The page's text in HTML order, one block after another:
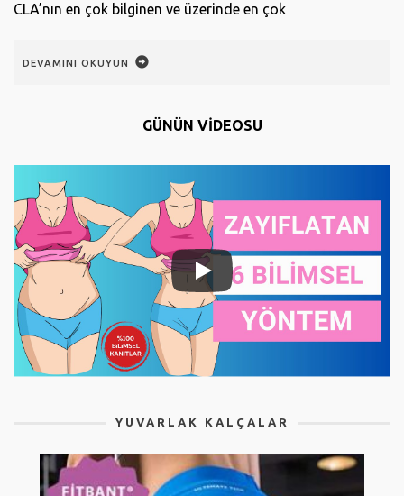
CLA’nın en çok bilginen ve üzerinde en çok
DEVAMINI OKUYUN
GÜNÜN VİDEOSU
YUVARLAK KALÇALAR